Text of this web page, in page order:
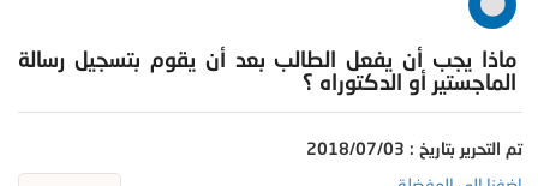
ماذا يجب أن يفعل الطالب بعد أن يقوم بتسجيل رسالة
الماجستير أو الدكتوراه ؟
تم التحرير بتاريخ : 2018/07/03